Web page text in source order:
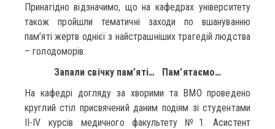
Принагідно відзначимо, що на кафедрах університету
також пройшли тематичні заходи по вшануванню
пам’яті жертв однієї з найстрашніших трагедій людства
– голодоморів.
Запали свічку пам’яті… Пам’ятаємо…
На кафедрі догляду за хворими та ВМО проведено
круглий стіл присвячений даним подіям зі студентами
ІІ-ІV курсів медичного факультету №1. Асистент